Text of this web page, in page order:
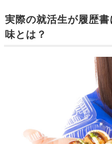
実際の就活生が履歴
味とは？